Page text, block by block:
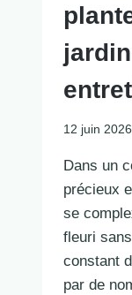
12 juin 2026
Dans un
précieux
se
fleuri
constant
par de